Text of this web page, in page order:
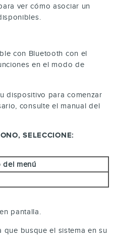
ver cómo asociar un
con Bluetooth con el
en el modo de
dispositivo para comenzar
consulte el manual del
SELECCIONE:
del menú
pantalla.
que busque el sistema en su